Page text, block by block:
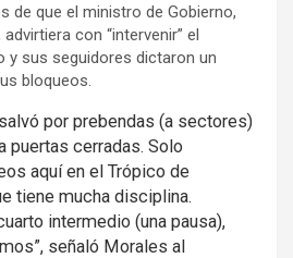
de que el ministro de Gobierno,
con “intervenir” el
y sus seguidores dictaron un
bloqueos.
por prebendas (a sectores)
puertas cerradas. Solo
aquí en el Trópico de
tiene mucha disciplina.
intermedio (una pausa),
señaló Morales al